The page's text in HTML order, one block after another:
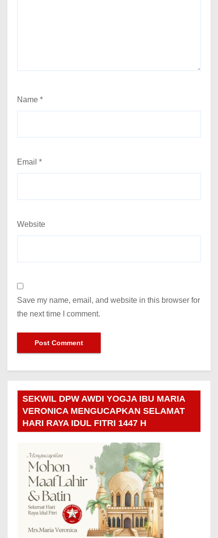
Name *
Email *
Website
Save my name, email, and website in this browser for
the next time I comment.
SEKWIL DPW AWDI YOGJA IBU MARIA
VERONICA MENGUCAPKAN SELAMAT
HARI RAYA IDUL FITRI 1447 H